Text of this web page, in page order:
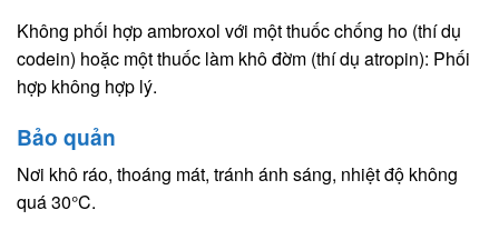
Không phối hợp ambroxol với một thuốc chống ho (thí dụ
codein) hoặc một thuốc làm khô đờm (thí dụ atropin): Phối
hợp không hợp lý.
Bảo quản
Nơi khô ráo, thoáng mát, tránh ánh sáng, nhiệt độ không
quá 30°C.